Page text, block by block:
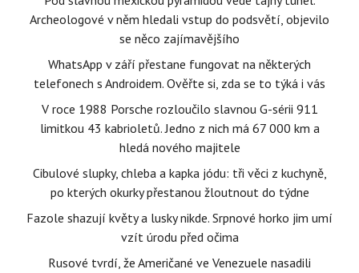
Archeologové v něm hledali vstup do podsvětí, objevilo
se něco zajímavějšího
WhatsApp v září přestane fungovat na některých
telefonech s Androidem. Ověřte si, zda se to týká i vás
V roce 1988 Porsche rozloučilo slavnou G-sérii 911
limitkou 43 kabrioletů. Jedno z nich má 67 000 km a
hledá nového majitele
Cibulové slupky, chleba a kapka jódu: tři věci z kuchyně,
po kterých okurky přestanou žloutnout do týdne
Fazole shazují květy a lusky nikde. Srpnové horko jim umí
vzít úrodu před očima
Rusové tvrdí, že Američané ve Venezuele nasadili